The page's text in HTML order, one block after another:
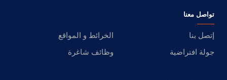
تواصل معنا
إتصل بنا
الخرائط و المواقع
جولة افتراضية
وظائف شاغرة